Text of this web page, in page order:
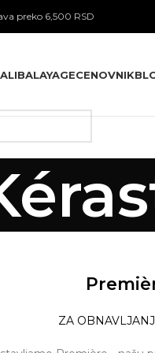
preko 6,500 RSD
BALAYAGECENOVNIK
ZA